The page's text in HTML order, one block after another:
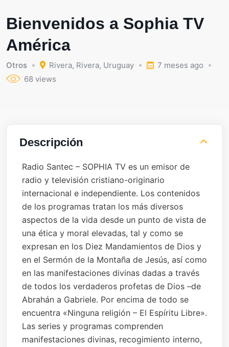
Bienvenidos a Sophia TV
América
Otros Rivera, Rivera, Uruguay
7 meses ago
68 views
Descripción
Radio Santec – SOPHIA TV es un emisor de
radio y televisión cristiano-originario
internacional e independiente. Los contenidos
de los programas tratan los más diversos
aspectos de la vida desde un punto de vista de
una ética y moral elevadas, tal y como se
expresan en los Diez Mandamientos de Dios y
en el Sermón de la Montaña de Jesús, así como
en las manifestaciones divinas dadas a través
de todos los verdaderos profetas de Dios –de
Abrahán a Gabriele. Por encima de todo se
encuentra «Ninguna religión – El Espíritu Libre».
Las series y programas comprenden
manifestaciones divinas, recogimiento interno,